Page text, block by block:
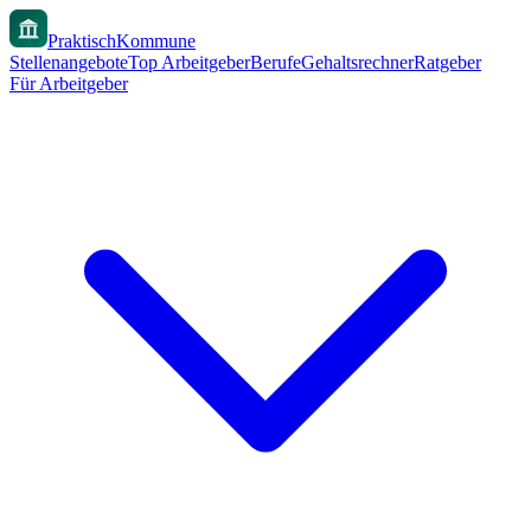
PraktischKommune
StellenangeboteTop ArbeitgeberBerufeGehaltsrechnerRatgeber
Für Arbeitgeber